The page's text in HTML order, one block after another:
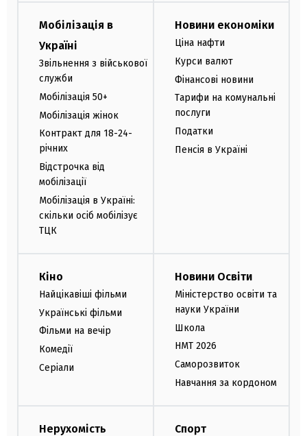
Мобілізація в
Україні
Звільнення з військової
служби
Мобілізація 50+
Мобілізація жінок
Контракт для 18-24-
річних
Відстрочка від
мобілізації
Мобілізація в Україні:
скільки осіб мобілізує
ТЦК
Новини економіки
Ціна нафти
Курси валют
Фінансові новини
Тарифи на комунальні
послуги
Податки
Пенсія в Україні
Кіно
Найцікавіші фільми
Українські фільми
Фільми на вечір
Комедії
Серіали
Новини Освіти
Міністерство освіти та
науки України
Школа
НМТ 2026
Саморозвиток
Навчання за кордоном
Нерухомість Спорт